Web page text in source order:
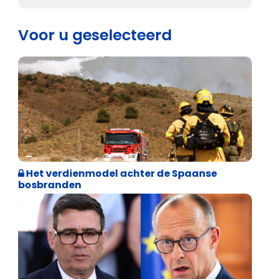
Voor u geselecteerd
Internationale politiek
Het verdienmodel achter de Spaanse
bosbranden